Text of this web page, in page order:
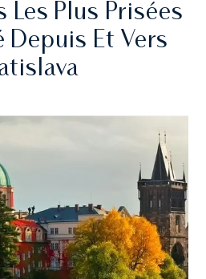
Plus Prisées
Depuis Et Vers